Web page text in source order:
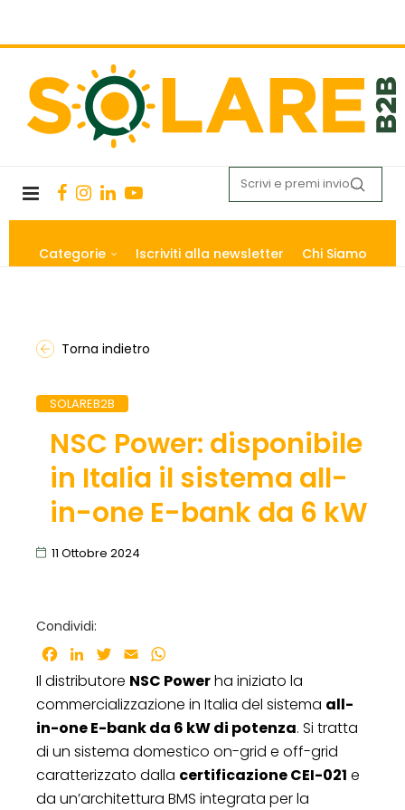
Categorie Iscriviti alla newsletter Chi Siamo
Torna indietro
SOLAREB2B
NSC Power: disponibile
in Italia il sistema all-
in-one E-bank da 6 kW
11 Ottobre 2024
Condividi:
Facebook
LinkedInTwitter
Email
Il distributore NSC Powerha iniziato la
commercializzazione in Italia del sistema all-
in-one E-bank da 6 kW di potenza. Si tratta
di un sistema domestico on-grid e off-grid
caratterizzato dalla certificazione CEI-021 e
da un’architettura BMS integrata per la